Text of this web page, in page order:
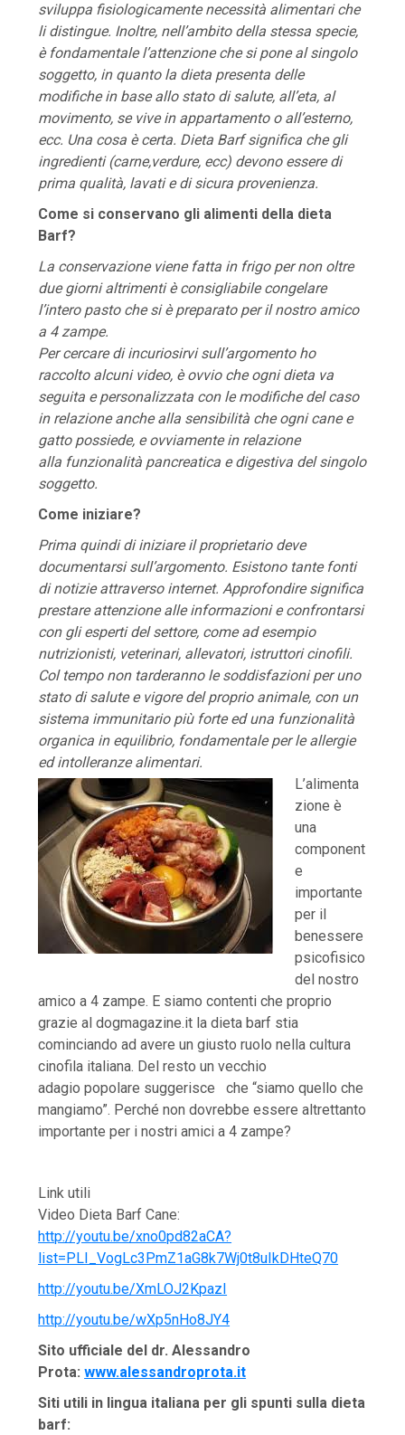
sviluppa fisiologicamente necessità alimentari che
li distingue. Inoltre, nell’ambito della stessa specie,
è fondamentale l’attenzione che si pone al singolo
soggetto, in quanto la dieta presenta delle
modifiche in base allo stato di salute, all’eta, al
movimento, se vive in appartamento o all’esterno,
ecc. Una cosa è certa. Dieta Barf significa che gli
ingredienti (carne,verdure, ecc) devono essere di
prima qualità, lavati e di sicura provenienza.
Come si conservano gli alimenti della dieta
Barf?
La conservazione viene fatta in frigo per non oltre
due giorni altrimenti è consigliabile congelare
l’intero pasto che si è preparato per il nostro amico
a 4 zampe.
Per cercare di incuriosirvi sull’argomento ho
raccolto alcuni video, è ovvio che ogni dieta va
seguita e personalizzata con le modifiche del caso
in relazione anche alla sensibilità che ogni cane e
gatto possiede, e ovviamente in relazione
alla funzionalità pancreatica e digestiva del singolo
soggetto.
Come iniziare?
Prima quindi di iniziare il proprietario deve
documentarsi sull’argomento. Esistono tante fonti
di notizie attraverso internet. Approfondire significa
prestare attenzione alle informazioni e confrontarsi
con gli esperti del settore, come ad esempio
nutrizionisti, veterinari, allevatori, istruttori cinofili.
Col tempo non tarderanno le soddisfazioni per uno
stato di salute e vigore del proprio animale, con un
sistema immunitario più forte ed una funzionalità
organica in equilibrio, fondamentale per le allergie
ed intolleranze alimentari.
L’alimenta
zione è
una
component
e
importante
per il
benessere
psicofisico
del nostro
amico a 4 zampe. E siamo contenti che proprio
grazie al dogmagazine.it la dieta barf stia
cominciando ad avere un giusto ruolo nella cultura
cinofila italiana. Del resto un vecchio
adagio popolare suggerisce che “siamo quello che
mangiamo”. Perché non dovrebbe essere altrettanto
importante per i nostri amici a 4 zampe?
Link utili
Video Dieta Barf Cane:
http://youtu.be/xno0pd82aCA?
list=PLI_VogLc3PmZ1aG8k7Wj0t8uIkDHteQ70
http://youtu.be/XmLOJ2KpazI
http://youtu.be/wXp5nHo8JY4
Sito ufficiale del dr. Alessandro
Prota:www.alessandroprota.it
Siti utili in lingua italiana per gli spunti sulla dieta
barf: